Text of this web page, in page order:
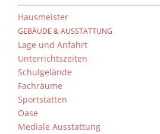
Hausmeister
GEBÄUDE & AUSSTATTUNG
Lage und Anfahrt
Unterrichtszeiten
Schulgelände
Fachräume
Sportstätten
Oase
Mediale Ausstattung